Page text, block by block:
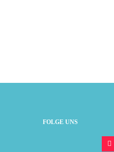
FOLGE UNS